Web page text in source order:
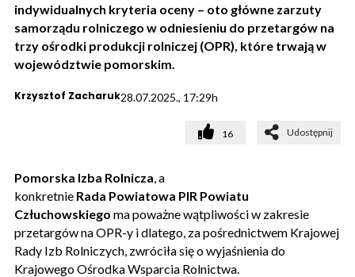
indywidualnych kryteria oceny – oto główne zarzuty
samorządu rolniczego w odniesieniu do przetargów na
trzy ośrodki produkcji rolniczej (OPR), które trwają w
województwie pomorskim.
Krzysztof Zacharuk28.07.2025., 17:29h
16 Udostępnij
Pomorska Izba Rolnicza , a
konkretnie Rada Powiatowa PIR Powiatu
Człuchowskiego ma poważne wątpliwości w zakresie
przetargów na OPR-y i dlatego, za pośrednictwem Krajowej
Rady Izb Rolniczych, zwróciła się o wyjaśnienia do
Krajowego Ośrodka Wsparcia Rolnictwa.